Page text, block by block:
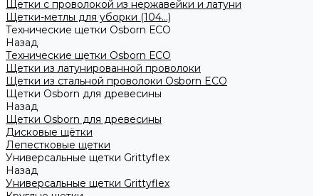
Щетки с проволокой из нержавейки и латуни
Щетки-метлы для уборки (104...)
Технические щетки Osborn ЕСО
Назад
Технические щетки Osborn ЕСО
Щетки из латунированной проволоки
Щетки из стальной проволоки Osborn ECO
Щетки Osborn для древесины
Назад
Щетки Osborn для древесины
Дисковые щётки
Лепестковые щетки
Универсальные щетки Grittyflex
Назад
Универсальные щетки Grittyflex